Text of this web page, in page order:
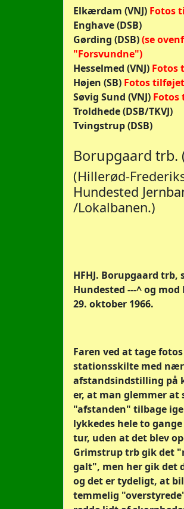
Elkærdam (VNJ) Fotos
Enghave (DSB)
Gørding (DSB)(se
"Forsvundne")
Hesselmed (VNJ) Fotos
Højen (SB) Fotos tilføjet
Søvig Sund (VNJ)
Troldhede (DSB/TKVJ)
Tvingstrup (DSB)
Borupgaard trb.
(Hillerød-
Hundested
/Lokalbanen.)
HFHJ. Borupgaard trb,
Hundested ---^ og mod
29. oktober 1966.
Faren ved at tage
stationsskilte med
afstandsindstilling på
er, at man glemmer at
"afstanden" tilbage
lykkedes hele to
tur, uden at det blev
Grimstrup trb gik det
galt", men her gik det
og det er tydeligt, at
temmelig